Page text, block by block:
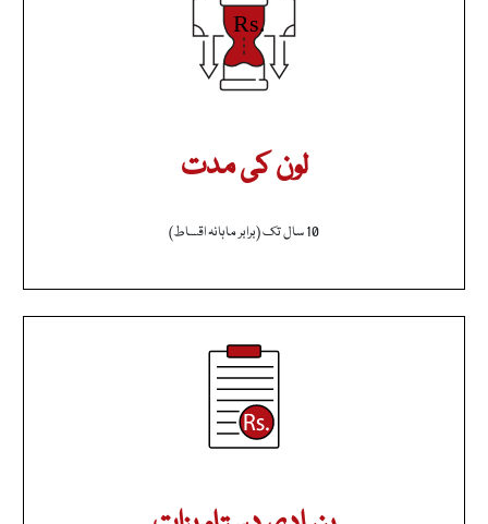
لون کی مدت
10 سال تک (برابر ماہانہ اقساط)